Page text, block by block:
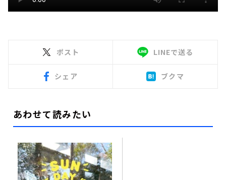
ポスト LINEで送る
シェア ブクマ
あわせて読みたい